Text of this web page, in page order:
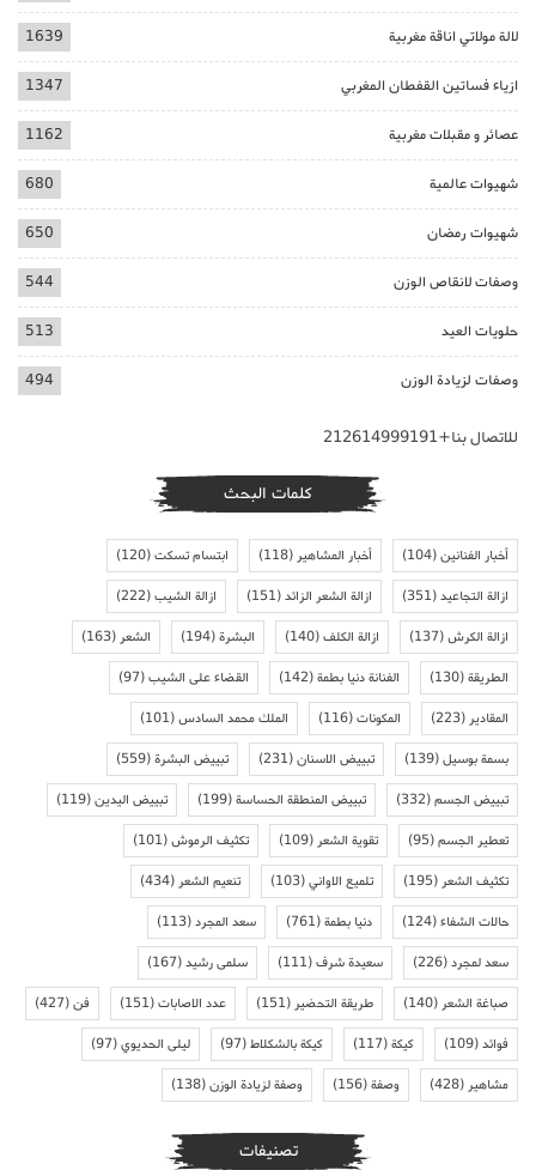
لالة مولاتي اناقة مغربية 1639
ازياء فساتين القفطان المغربي 1347
عصائر و مقبلات مغربية 1162
شهيوات عالمية 680
شهيوات رمضان 650
وصفات لانقاص الوزن 544
حلويات العيد 513
وصفات لزيادة الوزن 494
للاتصال بنا+212614999191
كلمات البحث
أخبار الفنانين(104) أخبار المشاهير(118) ابتسام تسكت(120)
ازالة التجاعيد(351) ازالة الشعر الزائد(151) ازالة الشيب(222)
ازالة الكرش(137) ازالة الكلف(140) البشرة(194) الشعر(163)
الطريقة(130) الفنانة دنيا بطمة(142) القضاء على الشيب(97)
المقادير(223) المكونات(116) الملك محمد السادس(101)
بسمة بوسيل(139) تبييض الاسنان(231) تبييض البشرة(559)
تبييض الجسم(332) تبييض المنطقة الحساسة(199) تبييض اليدين(119)
تعطير الجسم(95) تقوية الشعر(109) تكثيف الرموش(101)
تكثيف الشعر(195) تلميع الاواني(103) تنعيم الشعر(434)
حالات الشفاء(124) دنيا بطمة(761) سعد المجرد(113)
سعد لمجرد(226) سعيدة شرف(111) سلمى رشيد(167)
صباغة الشعر(140) طريقة التحضير(151) عدد الاصابات(151) فن(427)
فوائد(109) كيكة(117) كيكة بالشكلاط(97) ليلى الحديوي(97)
مشاهير(428) وصفة(156) وصفة لزيادة الوزن(138)
تصنيفات